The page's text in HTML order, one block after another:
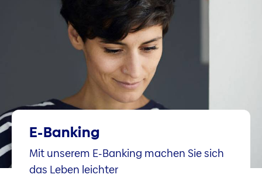
E-Banking
Mit unserem E-Banking machen Sie sich
das Leben leichter